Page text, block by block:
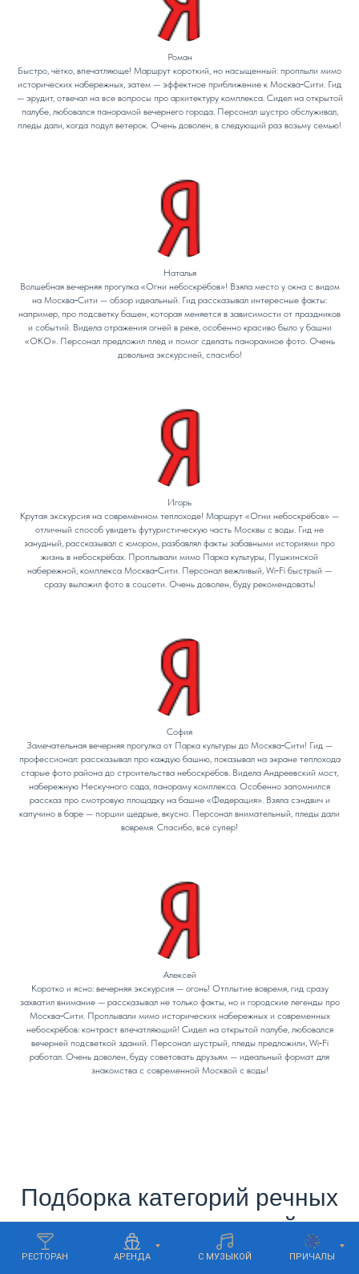
РЕСТОРАН АРЕНДА С МУЗЫКОЙ ПРИЧАЛЫ
Роман
Быстро, чётко, впечатляюще! Маршрут короткий, но насыщенный: проплыли мимо
исторических набережных, затем — эффектное приближение к Москва‑Сити. Гид
— эрудит, отвечал на все вопросы про архитектуру комплекса. Сидел на открытой
палубе, любовался панорамой вечернего города. Персонал шустро обслуживал,
пледы дали, когда подул ветерок. Очень доволен, в следующий раз возьму семью!
Наталья
Волшебная вечерняя прогулка «Огни небоскрёбов»! Взяла место у окна с видом
на Москва‑Сити — обзор идеальный. Гид рассказывал интересные факты:
например, про подсветку башен, которая меняется в зависимости от праздников
и событий. Видела отражения огней в реке, особенно красиво было у башни
«ОКО». Персонал предложил плед и помог сделать панорамное фото. Очень
довольна экскурсией, спасибо!
Игорь
Крутая экскурсия на современном теплоходе! Маршрут «Огни небоскрёбов» —
отличный способ увидеть футуристическую часть Москвы с воды. Гид не
занудный, рассказывал с юмором, разбавлял факты забавными историями про
жизнь в небоскрёбах. Проплывали мимо Парка культуры, Пушкинской
набережной, комплекса Москва‑Сити. Персонал вежливый, Wi‑Fi быстрый —
сразу выложил фото в соцсети. Очень доволен, буду рекомендовать!
София
Замечательная вечерняя прогулка от Парка культуры до Москва‑Сити! Гид —
профессионал: рассказывал про каждую башню, показывал на экране теплохода
старые фото района до строительства небоскрёбов. Видела Андреевский мост,
набережную Нескучного сада, панораму комплекса. Особенно запомнился
рассказ про смотровую площадку на башне «Федерация». Взяла сэндвич и
капучино в баре — порции щедрые, вкусно. Персонал внимательный, пледы дали
вовремя. Спасибо, всё супер!
Алексей
Коротко и ясно: вечерняя экскурсия — огонь! Отплытие вовремя, гид сразу
захватил внимание — рассказывал не только факты, но и городские легенды про
Москва‑Сити. Проплывали мимо исторических набережных и современных
небоскрёбов: контраст впечатляющий! Сидел на открытой палубе, любовался
вечерней подсветкой зданий. Персонал шустрый, пледы предложили, Wi‑Fi
работал. Очень доволен, буду советовать друзьям — идеальный формат для
знакомства с современной Москвой с воды!
Подборка категорий речных
прогулок и экскурсий